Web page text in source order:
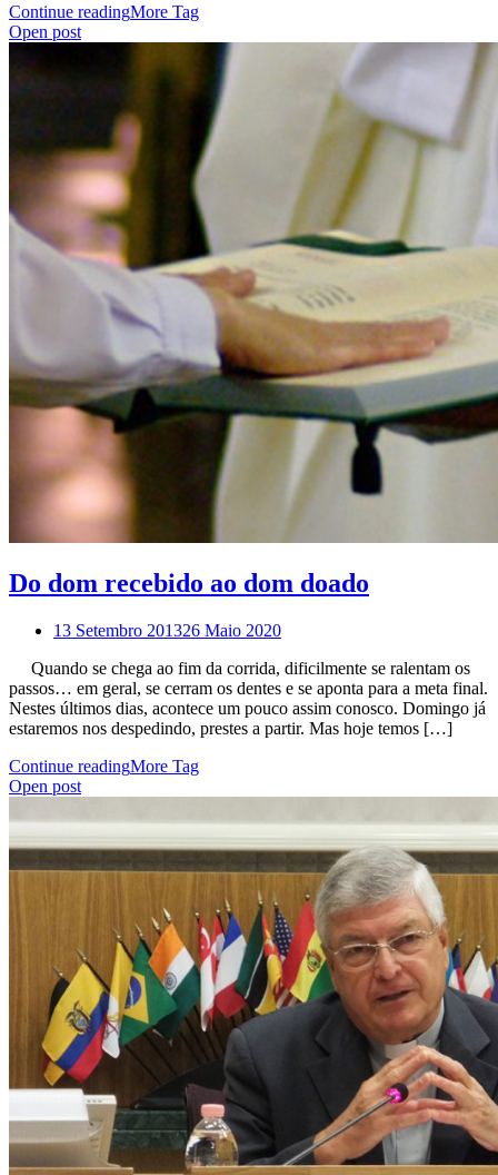
Continue readingMore Tag
Open post
Do dom recebido ao dom doado
13 Setembro 201326 Maio 2020
Quando se chega ao fim da corrida, dificilmente se ralentam os
passos… em geral, se cerram os dentes e se aponta para a meta final.
Nestes últimos dias, acontece um pouco assim conosco. Domingo já
estaremos nos despedindo, prestes a partir. Mas hoje temos […]
Continue readingMore Tag
Open post